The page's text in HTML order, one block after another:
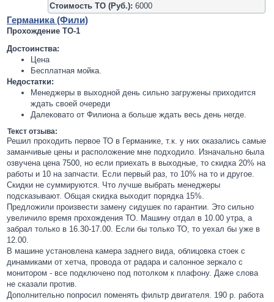
Стоимость ТО (Руб.): 6000
Германика (Фили)
Прохождение ТО-1
Достоинства:
Цена
Бесплатная мойка.
Недостатки:
Менеджеры в выходной день сильно загружены приходится
ждать своей очереди
Далековато от Филиона а больше ждать весь день негде.
Текст отзыва:
Решил проходить первое ТО в Германике, т.к. у них оказались самые
заманчивые цены и расположение мне подходило. Изначально была
озвучена цена 7500, но если приехать в выходные, то скидка 20% на
работы и 10 на запчасти. Если первый раз, то 10% на то и другое.
Скидки не суммируются. Что лучше выбрать менеджеры
подсказывают. Общая скидка выходит порядка 15%.
Предложили произвести замену сидушек по гарантии. Это сильно
увеличило время прохождения ТО. Машину отдал в 10.00 утра, а
забрал только в 16.30-17.00. Если бы только ТО, то уехал бы уже в
12.00.
В машине установлена камера заднего вида, облицовка стоек с
динамиками от хетча, провода от радара и салонное зеркало с
монитором - все подключено под потолком к плафону. Даже слова
не сказали против.
Дополнительно попросил поменять фильтр двигателя. 190 р. работа